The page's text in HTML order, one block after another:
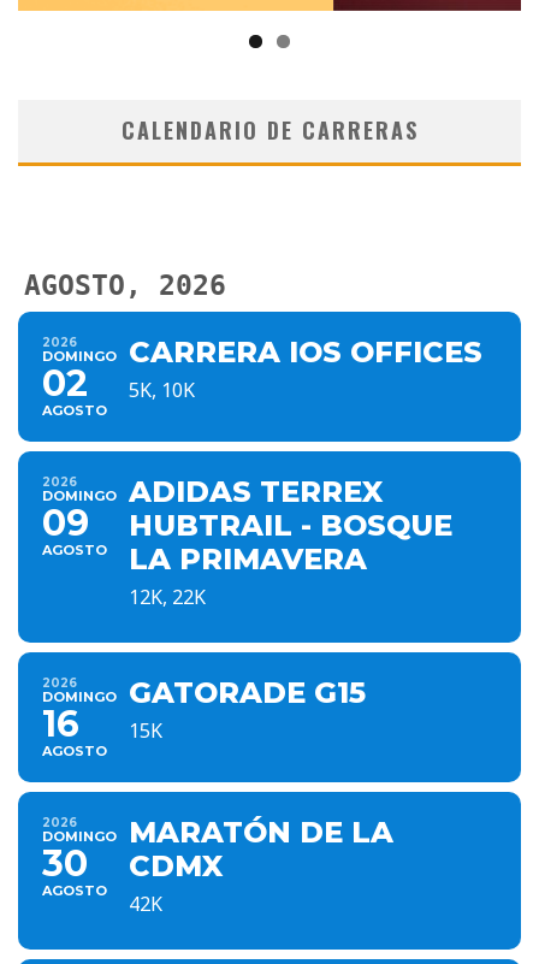
CALENDARIO DE CARRERAS
AGOSTO, 2026
2026
DOMINGO
02
AGOSTO
CARRERA IOS OFFICES
5K, 10K
2026
DOMINGO
09
AGOSTO
ADIDAS TERREX
HUBTRAIL - BOSQUE
LA PRIMAVERA
12K, 22K
2026
DOMINGO
16
AGOSTO
GATORADE G15
15K
2026
DOMINGO
30
AGOSTO
MARATÓN DE LA
CDMX
42K